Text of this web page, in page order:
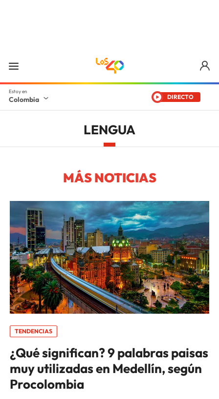
Colombia DIRECTO
LENGUA
MÁS NOTICIAS
TENDENCIAS
¿Qué significan? 9 palabras paisas
muy utilizadas en Medellín, según
Procolombia